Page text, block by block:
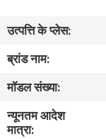
वीआर
दिखाएँ
बारे
उत्पत्ति के प्लेस:
ब्रांड नाम:
मॉडल संख्या:
न्यूनतम आदेश
मात्रा: